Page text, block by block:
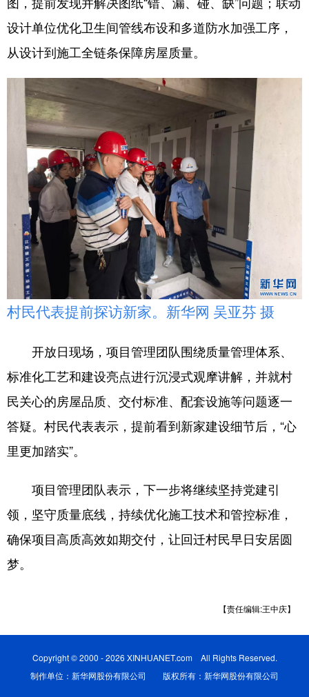
设计单位优化卫生间管线布设和多道防水加强工序，
从设计到施工全链条保障房屋质量。
村民代表提前探访新家。新华网 吴亚芬 摄
开放日现场，项目管理团队围绕质量管理体系、
标准化工艺和建设亮点进行沉浸式观摩讲解，并就村
民关心的房屋品质、交付标准、配套设施等问题逐一
答疑。村民代表表示，提前看到新家建设细节后，“心
里更加踏实”。
项目管理团队表示，下一步将继续坚持党建引
领，坚守质量底线，持续优化施工技术和管控标准，
确保项目高质高效如期交付，让回迁村民早日安居圆
梦。
【责任编辑:王中庆】
Copyright © 2000 - 2026 XINHUANET.com All Rights Reserved.
制作单位：新华网股份有限公司 版权所有：新华网股份有限公司